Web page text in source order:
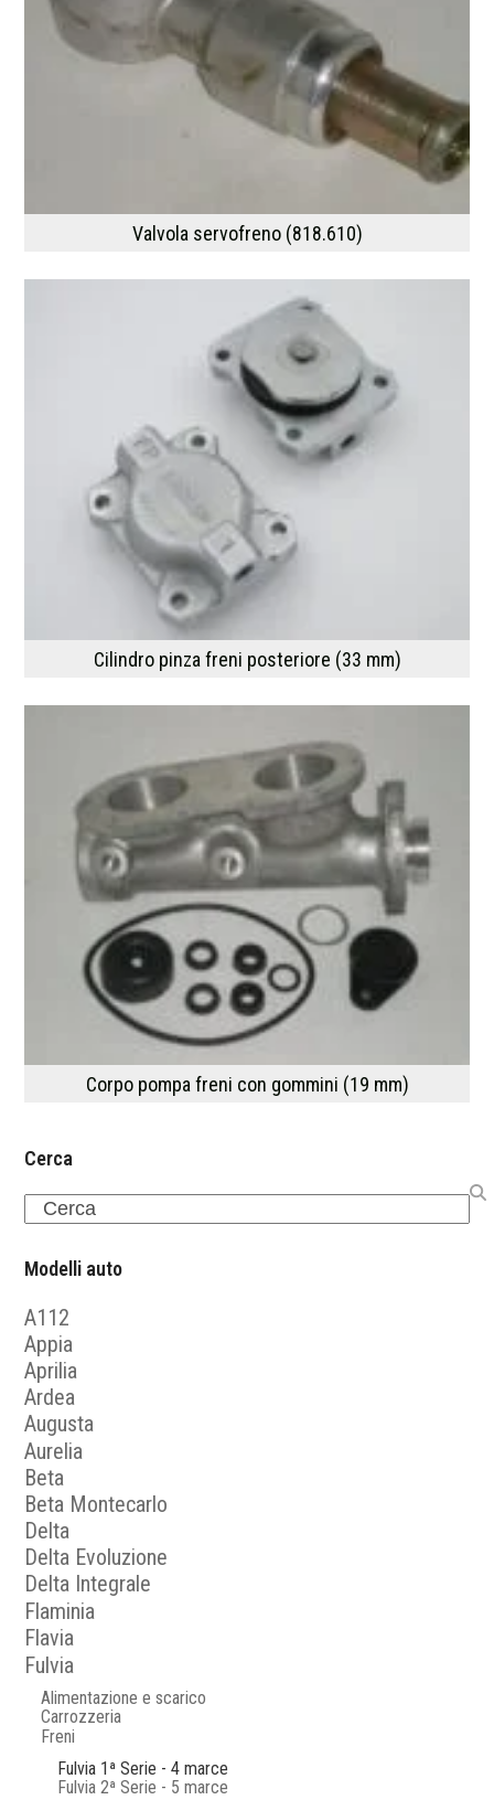
Valvola servofreno (818.610)
Cilindro pinza freni posteriore (33 mm)
Corpo pompa freni con gommini (19 mm)
Cerca
Search
Modelli auto
A112
Appia
Aprilia
Ardea
Augusta
Aurelia
Beta
Beta Montecarlo
Delta
Delta Evoluzione
Delta Integrale
Flaminia
Flavia
Fulvia
Alimentazione e scarico
Carrozzeria
Freni
Fulvia 1ª Serie - 4 marce
Fulvia 2ª Serie - 5 marce